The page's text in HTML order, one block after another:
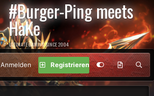
#Burger-Ping meets
HaKe
ULTIMATE GAMING SINCE 2004
Anmelden Registrieren